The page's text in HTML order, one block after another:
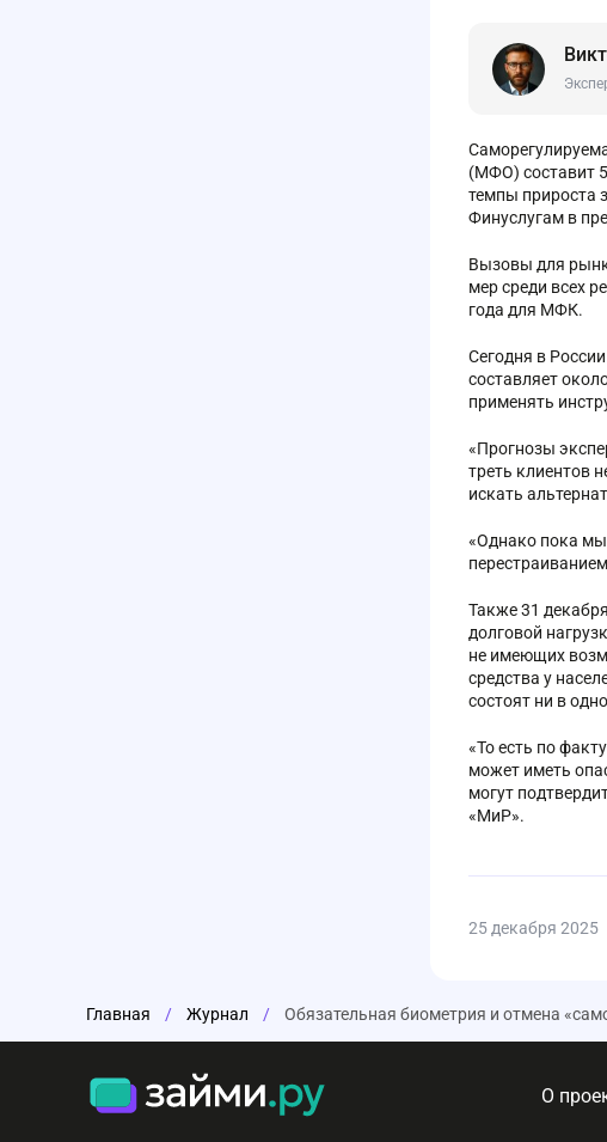
(МФО) составит
темпы прироста
Финуслугам в
Вызовы для
мер среди всех
года для МФК.
Сегодня в
составляет
применять
«Прогнозы
треть клиентов
искать
«Однако пока мы
Также 31
долговой
не имеющих
средства у
состоят ни в
«То есть по
может иметь
могут
«МиР».
25 декабря 2025
Главная / Журнал / Обязательная биометрия и отмена
О